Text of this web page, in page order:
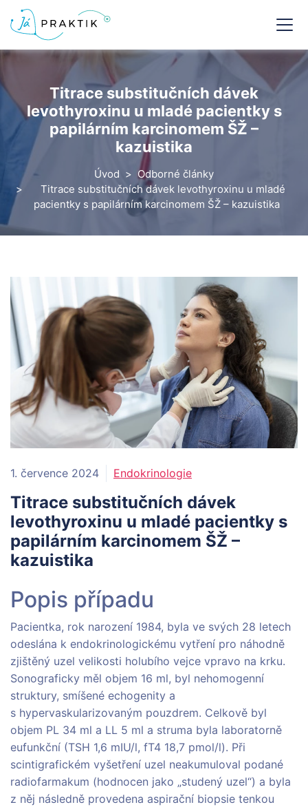
Titrace substitučních dávek
levothyroxinu u mladé pacientky s
papilárním karcinomem ŠŽ –
kazuistika
Úvod
Odborné články
Titrace substitučních dávek levothyroxinu u mladé
pacientky s papilárním karcinomem ŠŽ – kazuistika
1. července 2024 Endokrinologie
Titrace substitučních dávek
levothyroxinu u mladé pacientky s
papilárním karcinomem ŠŽ –
kazuistika
Popis případu
Pacientka, rok narození 1984, byla ve svých 28 letech
odeslána k endokrinologickému vytření pro náhodně
zjištěný uzel velikosti holubího vejce vpravo na krku.
Sonograficky měl objem 16 ml, byl nehomogenní
struktury, smíšené echogenity a
s hypervaskularizovaným pouzdrem. Celkově byl
objem PL 34 ml a LL 5 ml a struma byla laboratorně
eufunkční (TSH 1,6 mIU/l, fT4 18,7 pmol/l). Při
scintigrafickém vyšetření uzel neakumuloval podané
radiofarmakum (hodnocen jako „studený uzel“) a byla
z něj následně provedena aspirační biopsie tenkou